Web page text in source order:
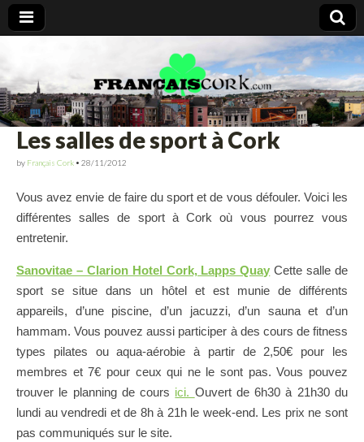
Francais Cork
Les salles de sport à Cork
by Français Cork • 28/11/2012
Vous avez envie de faire du sport et de vous défouler. Voici les
différentes salles de sport à Cork où vous pourrez vous
entretenir.
Sanovitae – Clarion Hotel Cork, Lapps Quay Cette salle de
sport se situe dans un hôtel et est munie de différents
appareils, d’une piscine, d’un jacuzzi, d’un sauna et d’un
hammam. Vous pouvez aussi participer à des cours de fitness
types pilates ou aqua-aérobie à partir de 2,50€ pour les
membres et 7€ pour ceux qui ne le sont pas. Vous pouvez
trouver le planning de cours ici. Ouvert de 6h30 à 21h30 du
lundi au vendredi et de 8h à 21h le week-end. Les prix ne sont
pas communiqués sur le site.